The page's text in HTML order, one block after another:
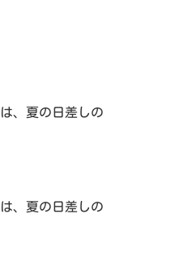
、夏の日差しの
、夏の日差しの